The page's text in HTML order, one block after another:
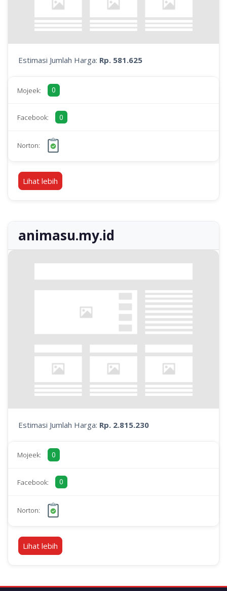
Estimasi Jumlah Harga: Rp. 581.625
Mojeek: 0
Facebook: 0
Norton:
Lihat lebih
animasu.my.id
Estimasi Jumlah Harga: Rp. 2.815.230
Mojeek: 0
Facebook: 0
Norton:
Lihat lebih